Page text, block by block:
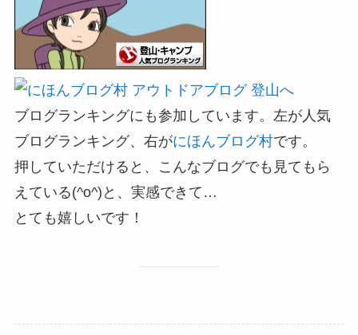
ブログランキングにも参加しています。左が人気
ブログランキング、右がにほんブログ村です。
押していただけると、こんなブログでも見てもら
えている(^o^)と、実感できて…
とても嬉しいです！